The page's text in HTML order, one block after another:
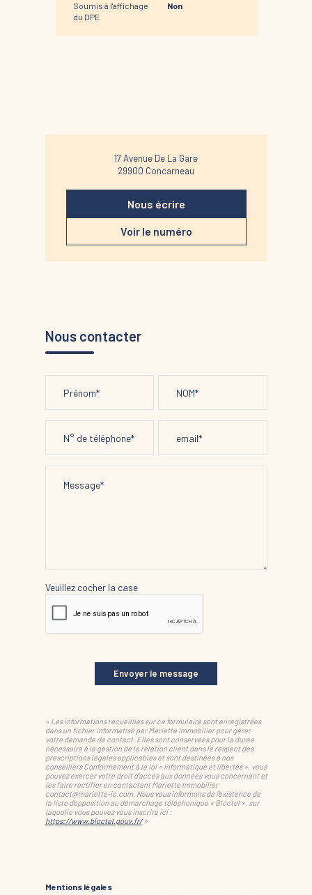
Soumis à l'affichage
du DPE
Non
17 Avenue De La Gare
29900 Concarneau
Nous écrire
Voir le numéro
Nous contacter
Veuillez cocher la case
Envoyer le message
« Les informations recueillies sur ce formulaire sont enregistrées
dans un fichier informatisé par Mariette Immobilier pour gérer
votre demande de contact. Elles sont conservées pour la durée
nécessaire à la gestion de la relation client dans le respect des
prescriptions légales applicables et sont destinées à nos
conseillers Conformément à la loi « informatique et libertés », vous
pouvez exercer votre droit d'accès aux données vous concernant et
les faire rectifier en contactant Mariette Immobilier
contact@mariette-ic.com. Nous vous informons de l'existence de
la liste d'opposition au démarchage téléphonique « Bloctel », sur
laquelle vous pouvez vous inscrire ici :
https://www.bloctel.gouv.fr/»
Mentions légales